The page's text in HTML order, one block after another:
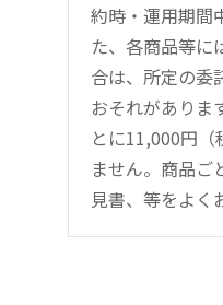
約時・運用期間
た、各商品等に
合は、所定の委
おそれがありま
とに11,000円
ません。商品ご
見書、等をよく